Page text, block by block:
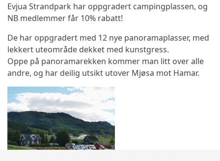
Evjua Strandpark har oppgradert campingplassen, og
NB medlemmer får 10% rabatt!
De har oppgradert med 12 nye panoramaplasser, med
lekkert uteområde dekket med kunstgress.
Oppe på panoramarekken kommer man litt over alle
andre, og har deilig utsikt utover Mjøsa mot Hamar.